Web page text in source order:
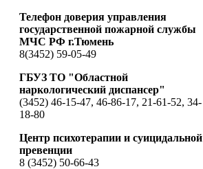
Телефон доверия управления
государственной пожарной службы
МЧС РФ г.Тюмень
8(3452) 59-05-49
ГБУЗ ТО "Областной
наркологический диспансер"
(3452) 46-15-47, 46-86-17, 21-61-52, 34-
18-80
Центр психотерапии и суицидальной
превенции
8 (3452) 50-66-43